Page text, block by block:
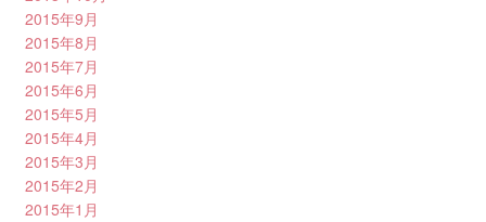
2015年9月
2015年8月
2015年7月
2015年6月
2015年5月
2015年4月
2015年3月
2015年2月
2015年1月